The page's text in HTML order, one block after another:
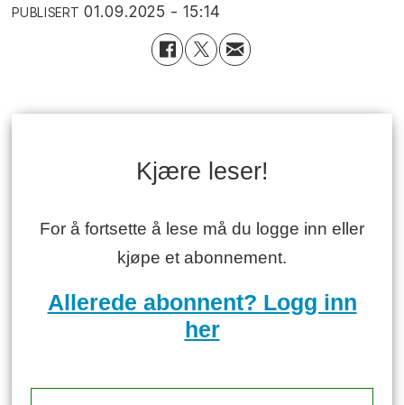
PUBLISERT 01.09.2025 - 15:14
Kjære leser!
For å fortsette å lese må du logge inn eller
kjøpe et abonnement.
Allerede abonnent? Logg inn
her